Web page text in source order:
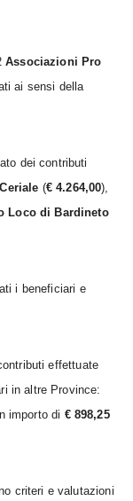
Associazioni Pro
ai sensi della
dei contributi
(€ 4.264,00),
Loco di Bardineto
i beneficiari e
effettuate
in altre Province:
importo di € 898,25
criteri e valutazioni